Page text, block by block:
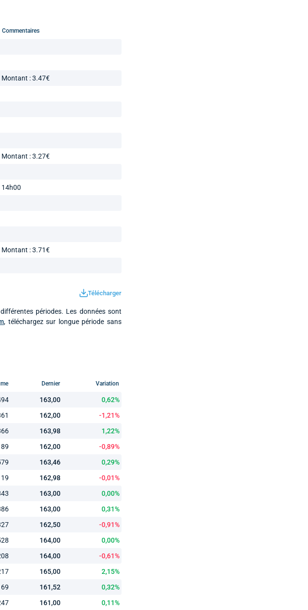
Commentaires
Montant : 3.47€
Montant : 3.27€
14h00
Montant : 3.71€
Télécharger
périodes. Les données sont
, téléchargez sur longue période sans
Dernier Variation
163,00
0,62%
162,00
-1,21%
163,98
1,22%
162,00
-0,89%
163,46
0,29%
162,98
-0,01%
163,00
0,00%
163,00
0,31%
162,50
-0,91%
164,00
0,00%
164,00
-0,61%
165,00
2,15%
69 161,52
0,32%
161,00 0,11%